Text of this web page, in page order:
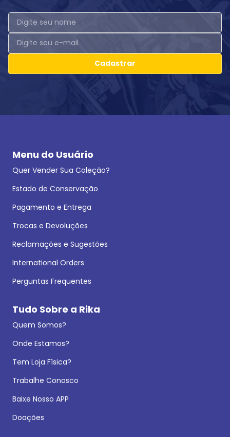
Cadastrar
Menu do Usuário
Quer Vender Sua Coleção?
Estado de Conservação
Pagamento e Entrega
Trocas e Devoluções
Reclamações e Sugestões
International Orders
Perguntas Frequentes
Tudo Sobre a Rika
Quem Somos?
Onde Estamos?
Tem Loja Física?
Trabalhe Conosco
Baixe Nosso APP
Doações